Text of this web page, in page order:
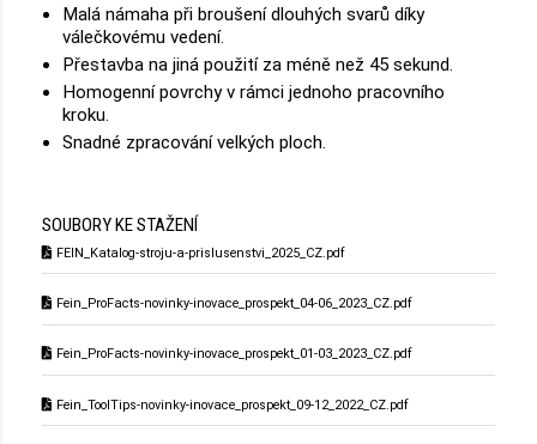
Malá námaha při broušení dlouhých svarů díky
válečkovému vedení.
Přestavba na jiná použití za méně než 45 sekund.
Homogenní povrchy v rámci jednoho pracovního
kroku.
Snadné zpracování velkých ploch.
SOUBORY KE STAŽENÍ
FEIN_Katalog-stroju-a-prislusenstvi_2025_CZ.pdf
Fein_ProFacts-novinky-inovace_prospekt_04-06_2023_CZ.pdf
Fein_ProFacts-novinky-inovace_prospekt_01-03_2023_CZ.pdf
Fein_ToolTips-novinky-inovace_prospekt_09-12_2022_CZ.pdf